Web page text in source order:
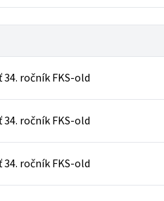
34. ročník FKS-old
34. ročník FKS-old
34. ročník FKS-old